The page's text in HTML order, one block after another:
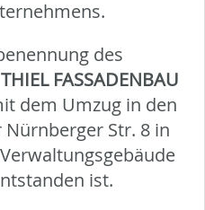
des
THIEL FASSADENBAU
dem Umzug in den
Str. 8 in
ist.